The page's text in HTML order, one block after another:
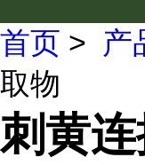
首页 > 产
取物
刺黄